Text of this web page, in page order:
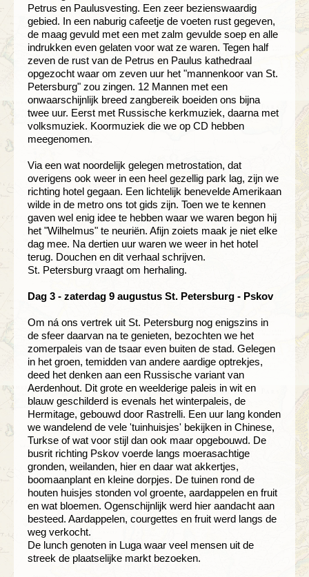
Petrus en Paulusvesting. Een zeer bezienswaardig
gebied. In een naburig cafeetje de voeten rust gegeven,
de maag gevuld met een met zalm gevulde soep en alle
indrukken even gelaten voor wat ze waren. Tegen half
zeven de rust van de Petrus en Paulus kathedraal
opgezocht waar om zeven uur het "mannenkoor van St.
Petersburg" zou zingen. 12 Mannen met een
onwaarschijnlijk breed zangbereik boeiden ons bijna
twee uur. Eerst met Russische kerkmuziek, daarna met
volksmuziek. Koormuziek die we op CD hebben
meegenomen.
Via een wat noordelijk gelegen metrostation, dat
overigens ook weer in een heel gezellig park lag, zijn we
richting hotel gegaan. Een lichtelijk benevelde Amerikaan
wilde in de metro ons tot gids zijn. Toen we te kennen
gaven wel enig idee te hebben waar we waren begon hij
het "Wilhelmus" te neuriën. Afijn zoiets maak je niet elke
dag mee. Na dertien uur waren we weer in het hotel
terug. Douchen en dit verhaal schrijven.
St. Petersburg vraagt om herhaling.
Dag 3 - zaterdag 9 augustus St. Petersburg - Pskov
Om ná ons vertrek uit St. Petersburg nog enigszins in
de sfeer daarvan na te genieten, bezochten we het
zomerpaleis van de tsaar even buiten de stad. Gelegen
in het groen, temidden van andere aardige optrekjes,
deed het denken aan een Russische variant van
Aerdenhout. Dit grote en weelderige paleis in wit en
blauw geschilderd is evenals het winterpaleis, de
Hermitage, gebouwd door Rastrelli. Een uur lang konden
we wandelend de vele 'tuinhuisjes' bekijken in Chinese,
Turkse of wat voor stijl dan ook maar opgebouwd. De
busrit richting Pskov voerde langs moerasachtige
gronden, weilanden, hier en daar wat akkertjes,
boomaanplant en kleine dorpjes. De tuinen rond de
houten huisjes stonden vol groente, aardappelen en fruit
en wat bloemen. Ogenschijnlijk werd hier aandacht aan
besteed. Aardappelen, courgettes en fruit werd langs de
weg verkocht.
De lunch genoten in Luga waar veel mensen uit de
streek de plaatselijke markt bezoeken.